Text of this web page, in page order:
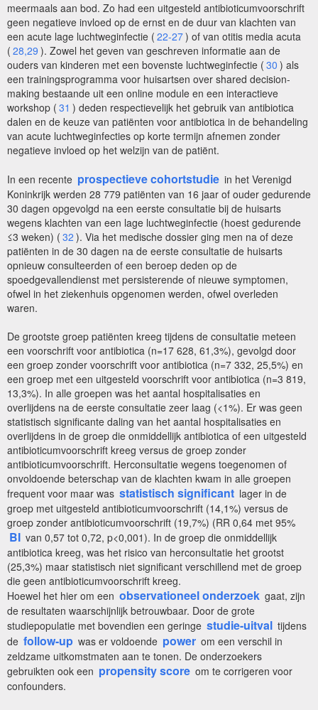
meermaals aan bod. Zo had een uitgesteld antibioticumvoorschrift
geen negatieve invloed op de ernst en de duur van klachten van
een acute lage luchtweginfectie ( 22-27) of van otitis media acuta
( 28,29 ). Zowel het geven van geschreven informatie aan de
ouders van kinderen met een bovenste luchtweginfectie ( 30 ) als
een trainingsprogramma voor huisartsen over shared decision-
making bestaande uit een online module en een interactieve
workshop ( 31 ) deden respectievelijk het gebruik van antibiotica
dalen en de keuze van patiënten voor antibiotica in de behandeling
van acute luchtweginfecties op korte termijn afnemen zonder
negatieve invloed op het welzijn van de patiënt.
In een recente prospectieve cohortstudie in het Verenigd
Koninkrijk werden 28 779 patiënten van 16 jaar of ouder gedurende
30 dagen opgevolgd na een eerste consultatie bij de huisarts
wegens klachten van een lage luchtweginfectie (hoest gedurende
≤3 weken) ( 32 ). Via het medische dossier ging men na of deze
patiënten in de 30 dagen na de eerste consultatie de huisarts
opnieuw consulteerden of een beroep deden op de
spoedgevallendienst met persisterende of nieuwe symptomen,
ofwel in het ziekenhuis opgenomen werden, ofwel overleden
waren.
De grootste groep patiënten kreeg tijdens de consultatie meteen
een voorschrift voor antibiotica (n=17 628, 61,3%), gevolgd door
een groep zonder voorschrift voor antibiotica (n=7 332, 25,5%) en
een groep met een uitgesteld voorschrift voor antibiotica (n=3 819,
13,3%). In alle groepen was het aantal hospitalisaties en
overlijdens na de eerste consultatie zeer laag (<1%). Er was geen
statistisch significante daling van het aantal hospitalisaties en
overlijdens in de groep die onmiddellijk antibiotica of een uitgesteld
antibioticumvoorschrift kreeg versus de groep zonder
antibioticumvoorschrift. Herconsultatie wegens toegenomen of
onvoldoende beterschap van de klachten kwam in alle groepen
frequent voor maar was statistisch significant lager in de
groep met uitgesteld antibioticumvoorschrift (14,1%) versus de
groep zonder antibioticumvoorschrift (19,7%) (RR 0,64 met 95%
BI van 0,57 tot 0,72, p<0,001). In de groep die onmiddellijk
antibiotica kreeg, was het risico van herconsultatie het grootst
(25,3%) maar statistisch niet significant verschillend met de groep
die geen antibioticumvoorschrift kreeg.
Hoewel het hier om een observationeel onderzoek gaat, zijn
de resultaten waarschijnlijk betrouwbaar. Door de grote
studiepopulatie met bovendien een geringe studie-uitval tijdens
de follow-up was er voldoende power om een verschil in
zeldzame uitkomstmaten aan te tonen. De onderzoekers
gebruikten ook een propensity score om te corrigeren voor
confounders.